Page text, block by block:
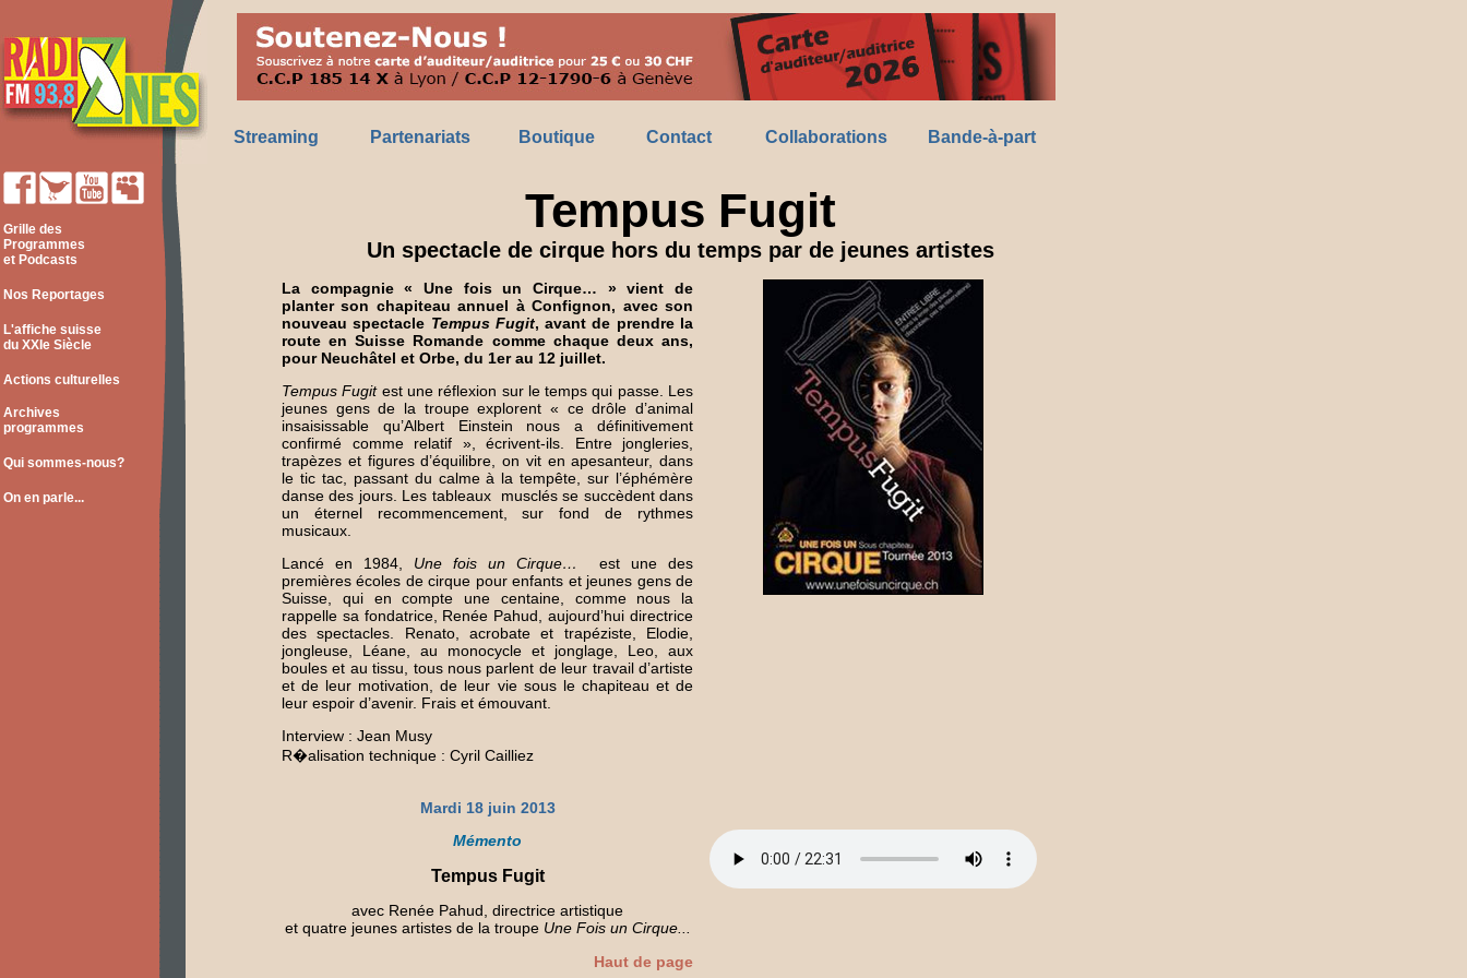
Streaming Partenariats Boutique Contact Collaborations Bande-à-part
Grille des
Programmes
et Podcasts
Nos Reportages
L'affiche suisse
du XXIe Siècle
Actions culturelles
Archives
programmes
Qui sommes-nous?
On en parle...
Tempus Fugit
Un spectacle de cirque hors du temps par de jeunes artistes
La compagnie « Une fois un Cirque… » vient de
planter son chapiteau annuel à Confignon, avec son
nouveau spectacle Tempus Fugit, avant de prendre la
route en Suisse Romande comme chaque deux ans,
pour Neuchâtel et Orbe, du 1er au 12 juillet.
Tempus Fugitest une réflexion sur le temps qui passe. Les
jeunes gens de la troupe explorent « ce drôle d’animal
insaisissable qu’Albert Einstein nous a définitivement
confirmé comme relatif », écrivent-ils. Entre jongleries,
trapèzes et figures d’équilibre, on vit en apesanteur, dans
le tic tac, passant du calme à la tempête, sur l’éphémère
danse des jours. Les tableaux musclés se succèdent dans
un éternel recommencement, sur fond de rythmes
musicaux.
Lancé en 1984, Une fois un Cirque…
est une des
premières écoles de cirque pour enfants et jeunes gens de
Suisse, qui en compte une centaine, comme nous la
rappelle sa fondatrice, Renée Pahud, aujourd’hui directrice
des spectacles. Renato, acrobate et trapéziste, Elodie,
jongleuse, Léane, au monocycle et jonglage, Leo, aux
boules et au tissu, tous nous parlent de leur travail d’artiste
et de leur motivation, de leur vie sous le chapiteau et de
leur espoir d’avenir. Frais et émouvant.
Interview : Jean Musy
R�alisation technique : Cyril Cailliez
Mardi 18 juin 2013
Mémento
Tempus Fugit
avec Renée Pahud, directrice artistique
et quatre jeunes artistes de la troupe Une Fois un Cirque...
Haut de page